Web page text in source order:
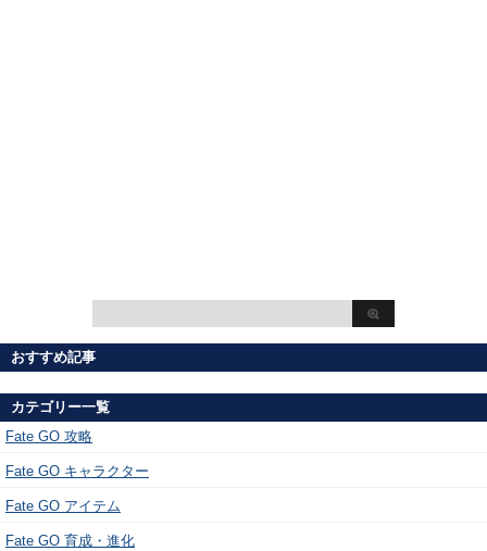
おすすめ記事
カテゴリー一覧
Fate GO 攻略
Fate GO キャラクター
Fate GO アイテム
Fate GO 育成・進化